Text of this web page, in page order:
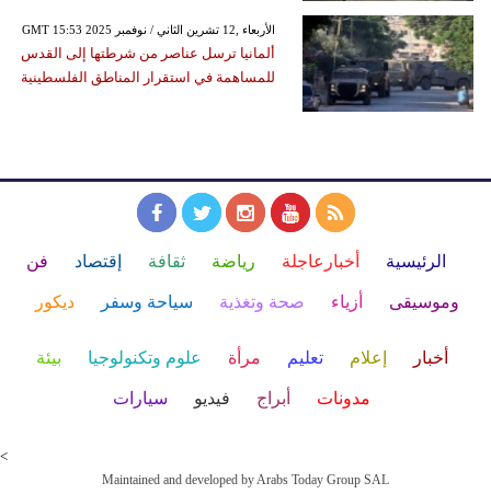
GMT 15:53 2025 الأربعاء ,12 تشرين الثاني / نوفمبر
ألمانيا ترسل عناصر من شرطتها إلى القدس
للمساهمة في استقرار المناطق الفلسطينية
الرئيسية أخبارعاجلة رياضة ثقافة إقتصاد فن
وموسيقى أزياء صحة وتغذية سياحة وسفر ديكور
أخبار إعلام تعليم مرأة علوم وتكنولوجيا بيئة
مدونات أبراج فيديو سيارات
<
Maintained and developed by Arabs Today Group SAL